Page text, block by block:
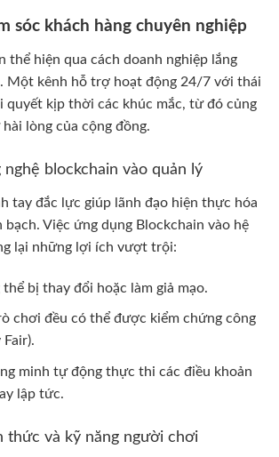
sóc khách hàng chuyên nghiệp
thể hiện qua cách doanh nghiệp lắng
Một kênh hỗ trợ hoạt động 24/7 với thái
quyết kịp thời các khúc mắc, từ đó củng
lòng của cộng đồng.
nghệ blockchain vào quản lý
tay đắc lực giúp lãnh đạo hiện thực hóa
bạch. Việc ứng dụng Blockchain vào hệ
lại những lợi ích vượt trội:
bị thay đổi hoặc làm giả mạo.
chơi đều có thể được kiểm chứng công
minh tự động thực thi các điều khoản
lập tức.
thức và kỹ năng người chơi